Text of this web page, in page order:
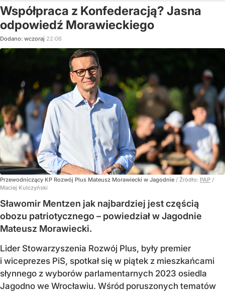
Współpraca z Konfederacją? Jasna
odpowiedź Morawieckiego
Dodano: wczoraj 22:06
Przewodniczący KP Rozwój Plus Mateusz Morawiecki w Jagodnie / Źródło: PAP /
Maciej Kulczyński
Sławomir Mentzen jak najbardziej jest częścią
obozu patriotycznego – powiedział w Jagodnie
Mateusz Morawiecki.
Lider Stowarzyszenia Rozwój Plus, były premier
i wiceprezes PiS, spotkał się w piątek z mieszkańcami
słynnego z wyborów parlamentarnych 2023 osiedla
Jagodno we Wrocławiu. Wśród poruszonych tematów